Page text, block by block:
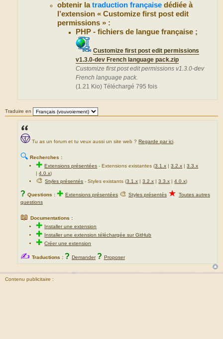
obtenir latraduction française dédiée à
l’extension « Customize first post edit
permissions » :
PHP - fichiers de langue française ;
Customize first post edit permissions
v1.3.0-dev French language pack.zip
Customize first post edit permissions v1.3.0-dev
French language pack.
(1.21 Kio) Téléchargé 795 fois
Traduire en
Tu as un forum et tu veux aussi un site web ? Regarde par ici
🔍 Recherches :
✚Extensions présentées -Extensions existantes (3.1.x |3.2.x |3.3.x
|4.0.x)
🎨Styles présentés - Styles existants (3.1.x |3.2.x |3.3.x |4.0.x)
? Questions : ✚ Extensions présentées 🎨 Styles présentés ★ Toutes autres
questions
📖 Documentations :
✚ Installer une extension
✚ Installer une extension téléchargée sur GitHub
✚Créer une extension
✍ Traductions : ? Demander ? Proposer
Contenu publicitaire :